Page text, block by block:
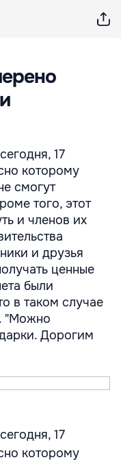
17
которому
смогут
того, этот
и членов их
и друзья
ценные
были
в таком случае
"Можно
Дорогим
17
которому